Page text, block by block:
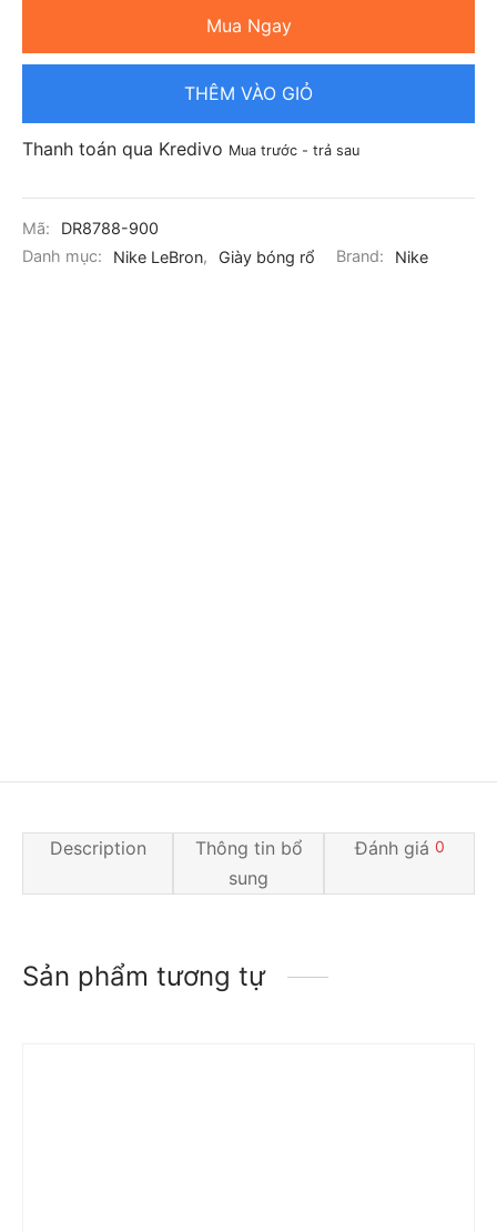
Mua Ngay
THÊM VÀO GIỎ
Thanh toán qua Kredivo Mua trước - trả sau
Mã:
DR8788-900
Danh mục:
Nike LeBron, Giày bóng rổ Brand: Nike
Description
Thông tin bổ
sung
Đánh giá 0
Sản phẩm tương tự